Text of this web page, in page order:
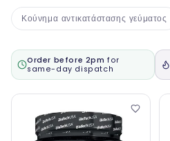
Κούνημα αντικατάστασης γεύματος
Order before 2pm for
same-day dispatch